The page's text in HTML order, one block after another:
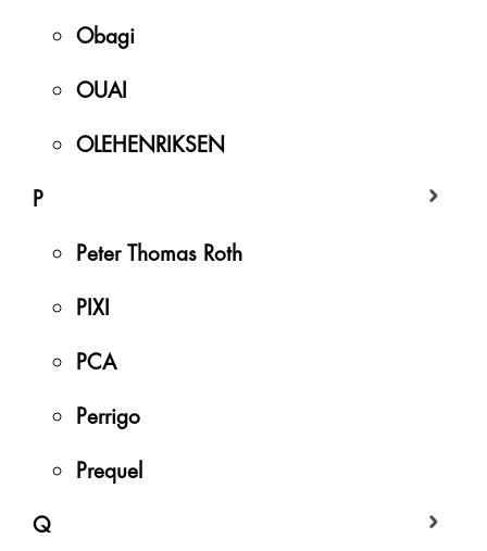
Obagi
OUAI
OLEHENRIKSEN
P
Peter Thomas Roth
PIXI
PCA
Perrigo
Prequel
Q